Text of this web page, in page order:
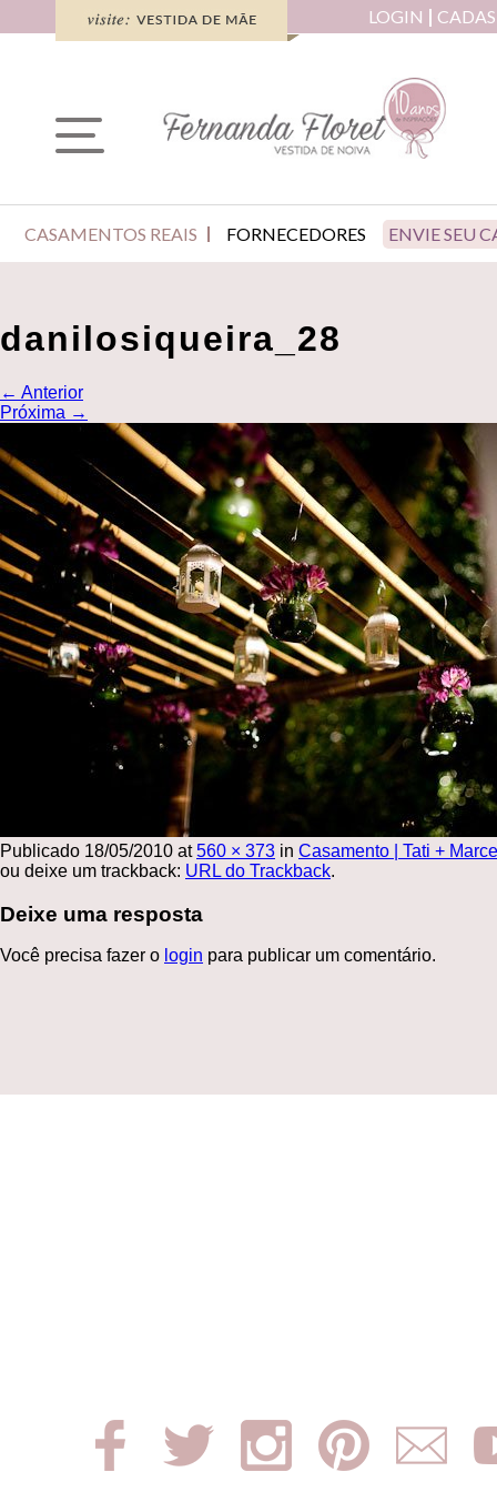
LOGIN
CASAMENTOS REAIS FORNECEDORES ENVIE SEU
danilosiqueira_28
← Anterior
Próxima →
Publicado 18/05/2010 at560 × 373 in Casamento | Tati +
ou deixe um trackback: URL do Trackback.
Deixe uma resposta
Você precisa fazer o login para publicar um comentário.